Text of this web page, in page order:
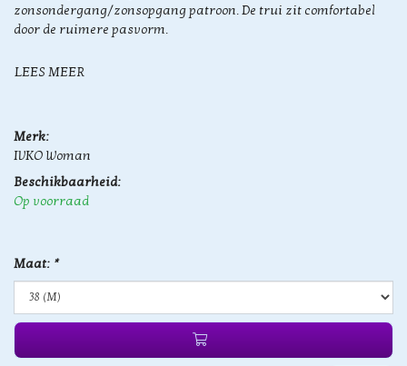
zonsondergang/zonsopgang patroon. De trui zit comfortabel
door de ruimere pasvorm.
LEES MEER
Merk:
IVKO Woman
Beschikbaarheid:
Op voorraad
Maat: *